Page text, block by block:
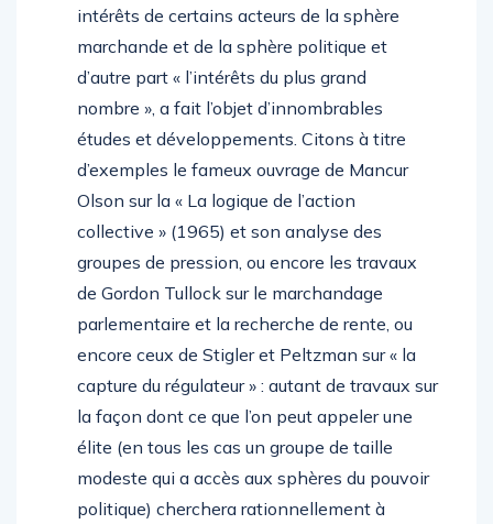
intérêts de certains acteurs de la sphère
marchande et de la sphère politique et
d’autre part « l’intérêts du plus grand
nombre », a fait l’objet d’innombrables
études et développements. Citons à titre
d’exemples le fameux ouvrage de Mancur
Olson sur la « La logique de l’action
collective » (1965) et son analyse des
groupes de pression, ou encore les travaux
de Gordon Tullock sur le marchandage
parlementaire et la recherche de rente, ou
encore ceux de Stigler et Peltzman sur « la
capture du régulateur » : autant de travaux sur
la façon dont ce que l’on peut appeler une
élite (en tous les cas un groupe de taille
modeste qui a accès aux sphères du pouvoir
politique) cherchera rationnellement à